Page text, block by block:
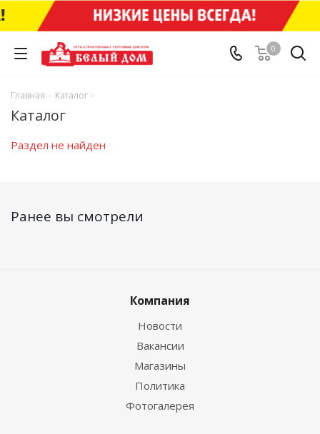
0
Главная - Каталог -
Каталог
Раздел не найден
Ранее вы смотрели
Компания
Новости
Вакансии
Магазины
Политика
Фотогалерея